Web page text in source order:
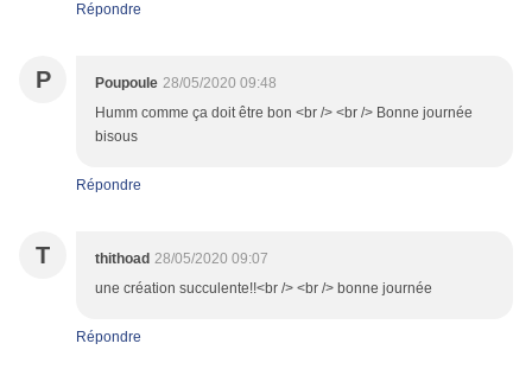
Répondre
P Poupoule 28/05/2020 09:48
Humm comme ça doit être bon <br /> <br /> Bonne journée
bisous
Répondre
T thithoad 28/05/2020 09:07
une création succulente!!<br /> <br /> bonne journée
Répondre